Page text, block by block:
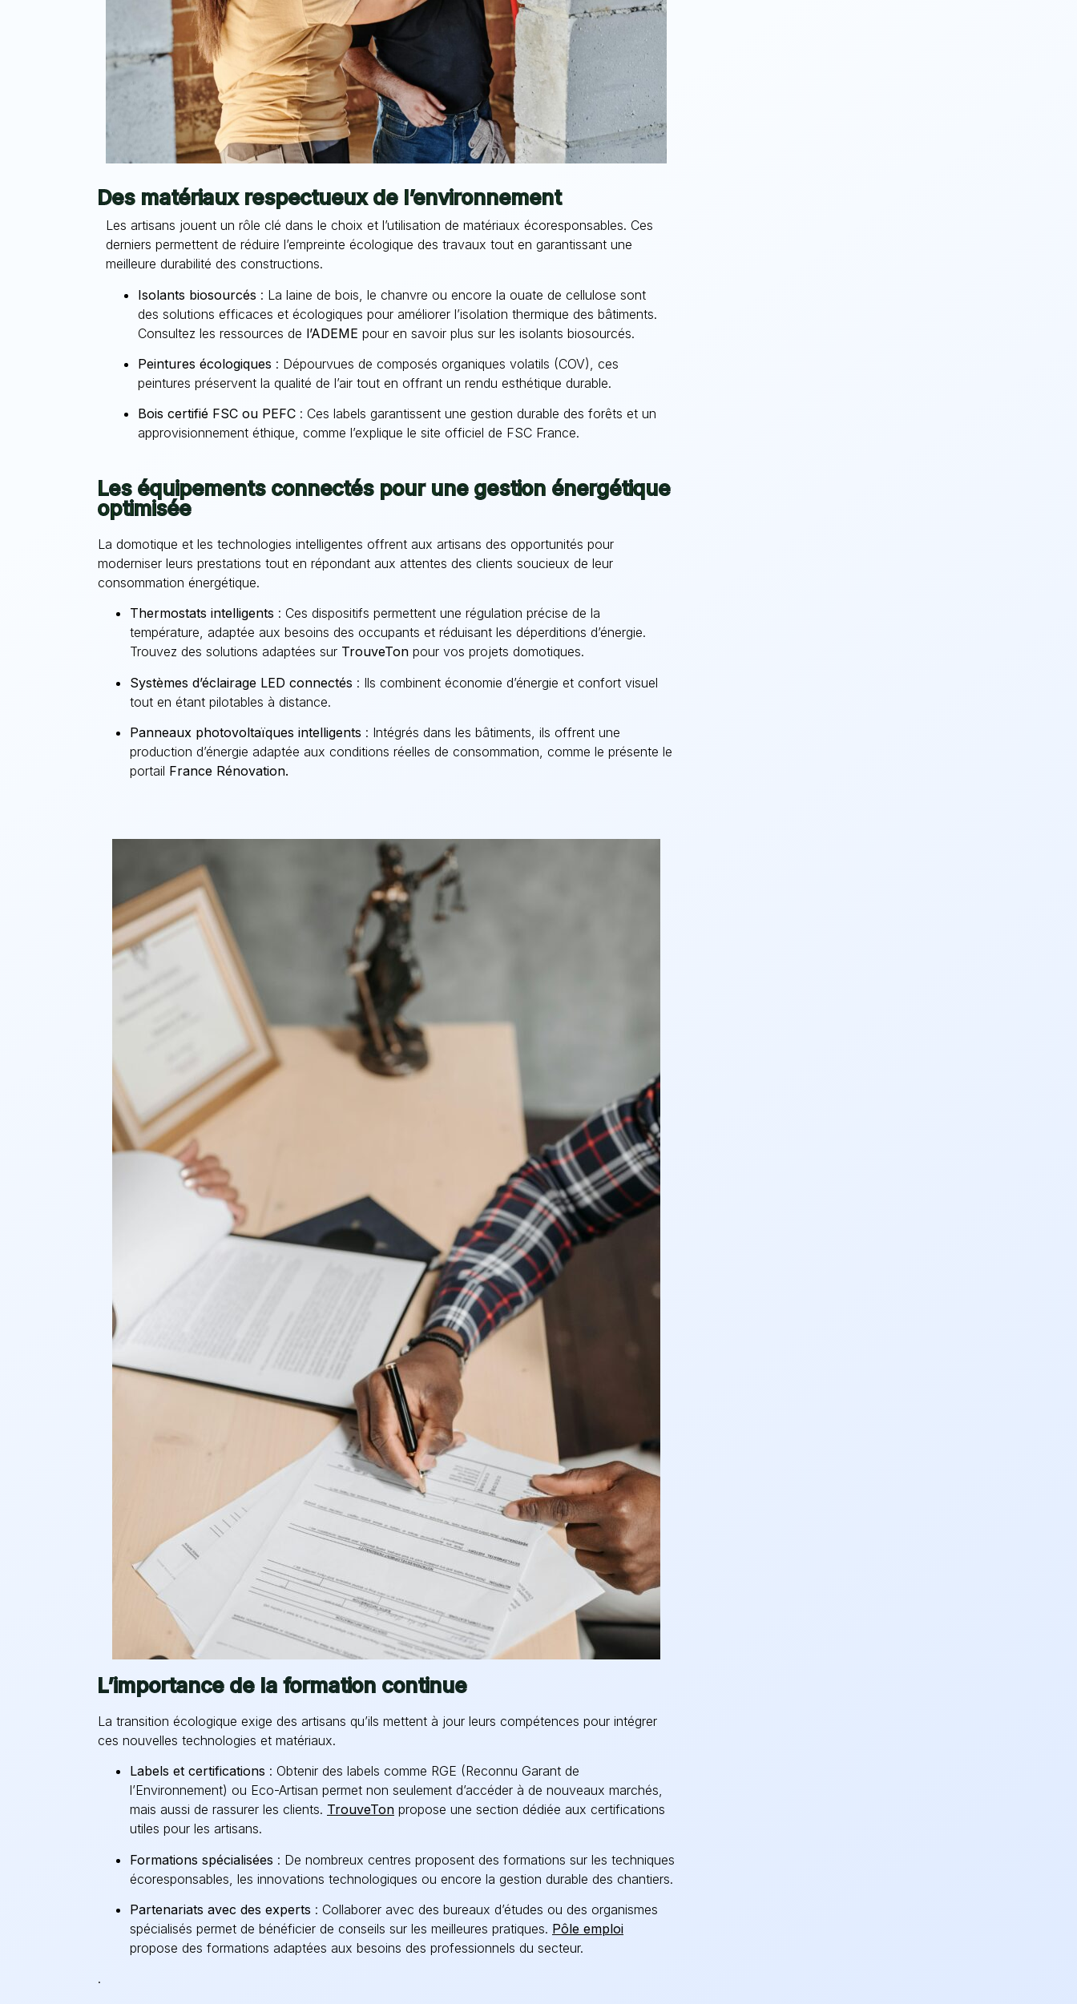
Des matériaux respectueux de l’environnement
Les artisans jouent un rôle clé dans le choix et l’utilisation de matériaux écoresponsables. Ces
derniers permettent de réduire l’empreinte écologique des travaux tout en garantissant une
meilleure durabilité des constructions.
Isolants biosourcés : La laine de bois, le chanvre ou encore la ouate de cellulose sont
des solutions efficaces et écologiques pour améliorer l’isolation thermique des bâtiments.
Consultez les ressources de l’ADEME pour en savoir plus sur les isolants biosourcés.
Peintures écologiques : Dépourvues de composés organiques volatils (COV), ces
peintures préservent la qualité de l’air tout en offrant un rendu esthétique durable.
Bois certifié FSC ou PEFC : Ces labels garantissent une gestion durable des forêts et un
approvisionnement éthique, comme l’explique le site officiel de FSC France.
Les équipements connectés pour une gestion énergétique
optimisée
La domotique et les technologies intelligentes offrent aux artisans des opportunités pour
moderniser leurs prestations tout en répondant aux attentes des clients soucieux de leur
consommation énergétique.
Thermostats intelligents : Ces dispositifs permettent une régulation précise de la
température, adaptée aux besoins des occupants et réduisant les déperditions d’énergie.
Trouvez des solutions adaptées sur TrouveTon pour vos projets domotiques.
Systèmes d’éclairage LED connectés : Ils combinent économie d’énergie et confort visuel
tout en étant pilotables à distance.
Panneaux photovoltaïques intelligents : Intégrés dans les bâtiments, ils offrent une
production d’énergie adaptée aux conditions réelles de consommation, comme le présente le
portail France Rénovation.
L’importance de la formation continue
La transition écologique exige des artisans qu’ils mettent à jour leurs compétences pour intégrer
ces nouvelles technologies et matériaux.
Labels et certifications : Obtenir des labels comme RGE (Reconnu Garant de
l’Environnement) ou Eco-Artisan permet non seulement d’accéder à de nouveaux marchés,
mais aussi de rassurer les clients. TrouveTon propose une section dédiée aux certifications
utiles pour les artisans.
Formations spécialisées : De nombreux centres proposent des formations sur les techniques
écoresponsables, les innovations technologiques ou encore la gestion durable des chantiers.
Partenariats avec des experts : Collaborer avec des bureaux d’études ou des organismes
spécialisés permet de bénéficier de conseils sur les meilleures pratiques. Pôle emploi
propose des formations adaptées aux besoins des professionnels du secteur.
.